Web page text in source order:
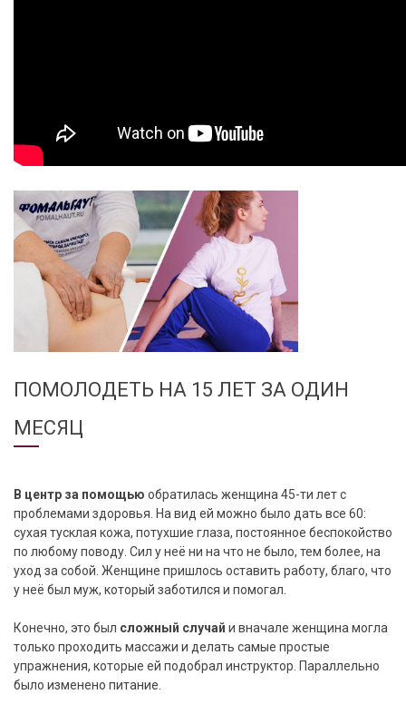
ПОМОЛОДЕТЬ НА 15 ЛЕТ ЗА ОДИН
МЕСЯЦ
В центр за помощью обратилась женщина 45-ти лет с
проблемами здоровья. На вид ей можно было дать все 60:
сухая тусклая кожа, потухшие глаза, постоянное беспокойство
по любому поводу. Сил у неё ни на что не было, тем более, на
уход за собой. Женщине пришлось оставить работу, благо, что
у неё был муж, который заботился и помогал.
Конечно, это был сложный случай и вначале женщина могла
только проходить массажи и делать самые простые
упражнения, которые ей подобрал инструктор. Параллельно
было изменено питание.